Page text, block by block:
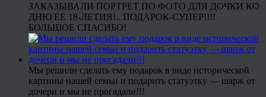
ЗАКАЗЫВАЛИ ПОРТРЕТ ПО ФОТО ДЛЯ ДОЧКИ КО
ДНЮ ЕЕ 18-ЛЕТИЯ!.. ПОДАРОК-СУПЕР!!!!
БОЛЬШОЕ СПАСИБО!
Мы решили сделать ему подарок в виде исторической
картины нашей семьи и подарить статуэтку — шарж от
дочери и мы не прогадали!!!